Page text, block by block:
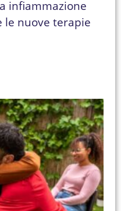
infiammazione
le nuove terapie